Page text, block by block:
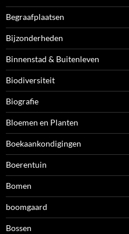
Begraafplaatsen
Bijzonderheden
Binnenstad & Buitenleven
Biodiversiteit
Biografie
Bloemen en Planten
Boekaankondigingen
Boerentuin
Bomen
boomgaard
Bossen